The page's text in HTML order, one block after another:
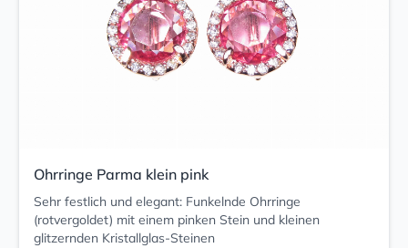
Ohrringe Parma klein pink
Sehr festlich und elegant: Funkelnde Ohrringe
(rotvergoldet) mit einem pinken Stein und kleinen
glitzernden Kristallglas-Steinen